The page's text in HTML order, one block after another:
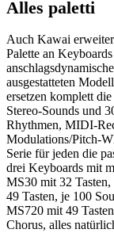
Alles paletti
Auch Kawai
Palette an
ausgestatteten
ersetzen komplett
Stereo-Sounds und
Rhythmen, MIDI-
Modulations/Pitch-
Serie für jeden die
drei Keyboards mit
MS30 mit 32
49 Tasten, je 100
MS720 mit 49
Chorus, alles